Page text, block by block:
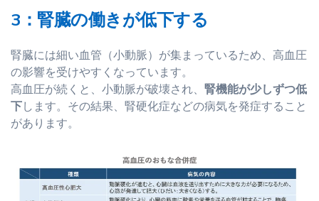
3：腎臓の働きが低下する
腎臓には細い血管（小動脈）が集まっているため、高血圧
の影響を受けやすくなっています。
高血圧が続くと、小動脈が破壊され、 腎機能が少しずつ低
下します。その結果、腎硬化症などの病気を発症すること
があります。